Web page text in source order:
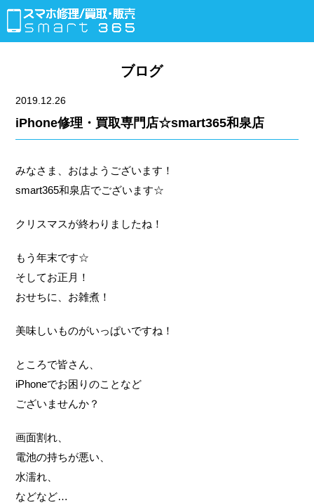
ブログ
2019.12.26
iPhone修理・買取専門店☆smart365和泉店
みなさま、おはようございます！
smart365和泉店でございます☆
クリスマスが終わりましたね！
もう年末です☆
そしてお正月！
おせちに、お雑煮！
美味しいものがいっぱいですね！
ところで皆さん、
iPhoneでお困りのことなど
ございませんか？
画面割れ、
電池の持ちが悪い、
水濡れ、
などなど…